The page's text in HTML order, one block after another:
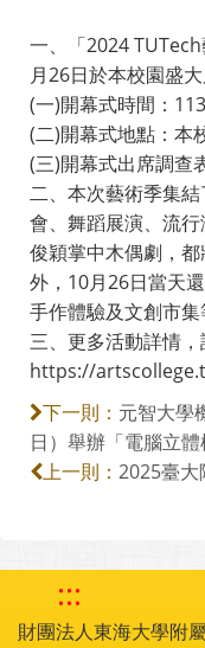
一、「2024
月26日於本校園盛
(一)開幕式時間：
(二)開幕式地點：本
(三)開幕式出席調
二、本次藝術季集
會、舞蹈展演、流
俊穎掌中木偶劇，
外，10月26日當天
手作體驗及文創市集
三、更多活動詳情
https://
下一則： 元智大學
日）舉辦「電腦立
上一則： 2025臺大
:::
財團法人東海大學附